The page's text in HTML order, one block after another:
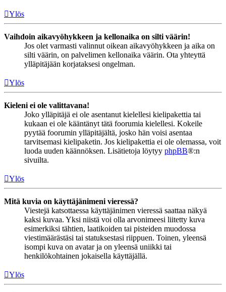
Ylös
Vaihdoin aikavyöhykkeen ja kellonaika on silti väärin!
Jos olet varmasti valinnut oikean aikavyöhykkeen ja aika on
silti väärin, on palvelimen kellonaika väärin. Ota yhteyttä
ylläpitäjään korjataksesi ongelman.
Ylös
Kieleni ei ole valittavana!
Joko ylläpitäjä ei ole asentanut kielellesi kielipakettia tai
kukaan ei ole kääntänyt tätä foorumia kielellesi. Kokeile
pyytää foorumin ylläpitäjältä, josko hän voisi asentaa
tarvitsemasi kielipaketin. Jos kielipakettia ei ole olemassa, voit
luoda uuden käännöksen. Lisätietoja löytyy phpBB®:n
sivuilta.
Ylös
Mitä kuvia on käyttäjänimeni vieressä?
Viestejä katsottaessa käyttäjänimen vieressä saattaa näkyä
kaksi kuvaa. Yksi niistä voi olla arvonimeesi liitetty kuva
esimerkiksi tähtien, laatikoiden tai pisteiden muodossa
viestimäärästäsi tai statuksestasi riippuen. Toinen, yleensä
isompi kuva on avatar ja on yleensä uniikki tai
henkilökohtainen jokaisella käyttäjällä.
Ylös